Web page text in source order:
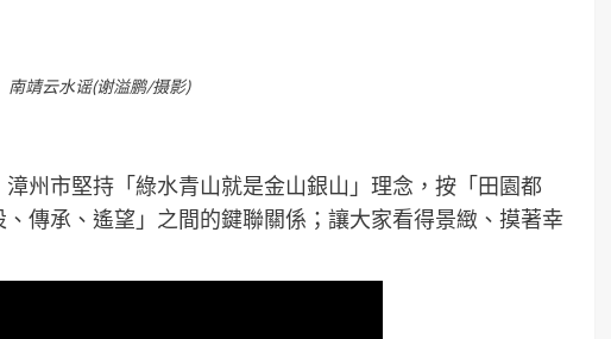
南靖云水谣(谢溢鹏/摄影)
州市堅持「綠水青山就是金山銀山」理念，按「田園都
傳承、遙望」之間的鍵聯關係；讓大家看得景緻、摸著幸